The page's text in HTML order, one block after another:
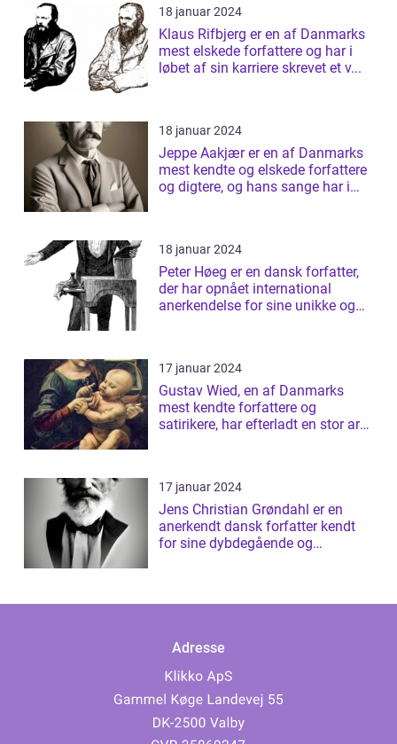
18 januar 2024
Klaus Rifbjerg er en af Danmarks
mest elskede forfattere og har i
løbet af sin karriere skrevet et v...
18 januar 2024
Jeppe Aakjær er en af Danmarks
mest kendte og elskede forfattere
og digtere, og hans sange har i
18 januar 2024
Peter Høeg er en dansk forfatter,
der har opnået international
anerkendelse for sine unikke og
17 januar 2024
Gustav Wied, en af Danmarks
mest kendte forfattere og
satirikere, har efterladt en stor arv
17 januar 2024
Jens Christian Grøndahl er en
anerkendt dansk forfatter kendt
for sine dybdegående og
Adresse